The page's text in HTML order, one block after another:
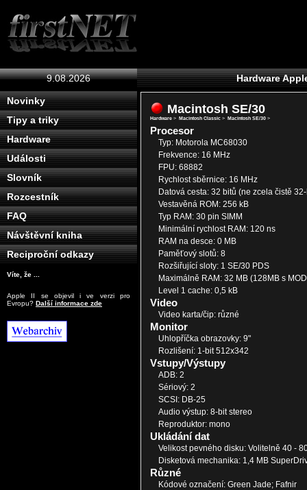
9.08.2026
Novinky
Tipy a triky
Hardware
Události
Slovník
Rozcestník
FAQ
Návštěvní kniha
Reciproční odkazy
Víte, že ...
Apple II se objevil i ve verzi pro
Evropu? Další informace zde
Hardware
Macintosh SE/30
Hardware> Macintosh Classic> Macintosh SE/30>
Procesor
Typ: Motorola MC68030
Frekvence: 16 MHz
FPU: 68882
Rychlost sběrnice: 16 MHz
Datová cesta: 32 bitů (ne zcela čistě
Vestavěná ROM: 256 kB
Typ RAM: 30 pin SIMM
Minimální rychlost RAM: 120 ns
RAM na desce: 0 MB
Paměťový slotů: 8
Rozšiřující sloty: 1 SE/30 PDS
Maximálně RAM: 32 MB (128MB s
Level 1 cache: 0,5 kB
Video
Video karta/čip: různé
Monitor
Uhlopříčka obrazovky: 9"
Rozlišení: 1-bit 512x342
Vstupy/Výstupy
ADB: 2
Sériový: 2
SCSI: DB-25
Audio výstup: 8-bit stereo
Reproduktor: mono
Ukládání dat
Velikost pevného disku: Volitelně 40 -
Disketová mechanika: 1,4 MB
Různé
Kódové označení: Green Jade; Fafnir